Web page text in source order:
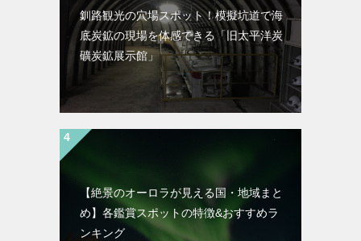
釧路観光の穴場スポット！模擬坑道で海
底炭鉱の現場を体感できる「旧太平洋炭
礦炭鉱展示館」
【絶景のオーロラが見える国・地域まと
め】各鑑賞スポットの特徴&おすすめラ
ンキング